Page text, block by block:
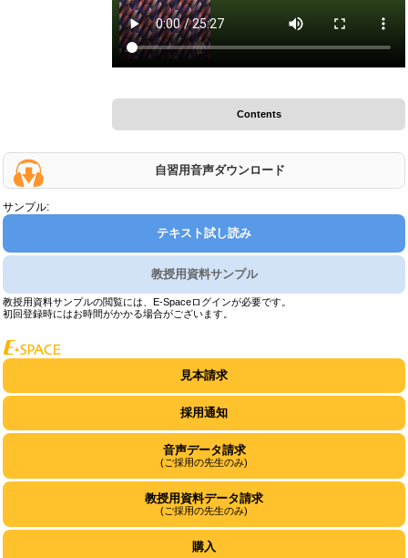
Contents
自習用音声ダウンロード
サンプル:
テキスト試し読み
教授用資料サンプル
教授用資料サンプルの閲覧には、E-Spaceログインが必要です。
初回登録時にはお時間がかかる場合がございます。
見本請求
採用通知
音声データ請求
(ご採用の先生のみ)
教授用資料データ請求
(ご採用の先生のみ)
購入